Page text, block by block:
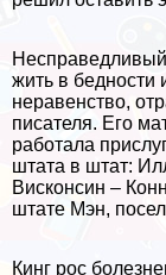
жить в бедности
неравенство,
писателя. Его
работала
штата в штат:
Висконсин –
штате Мэн,
Кинг рос